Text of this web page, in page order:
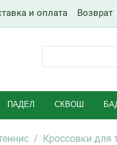
и оплата Возврат
ПАДЕЛ СКВОШ
/ Кроссовки для